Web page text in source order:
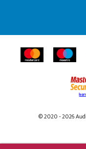
© 2020 - 2026